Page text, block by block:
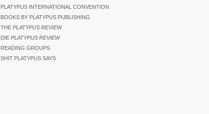
PLATYPUS INTERNATIONAL CONVENTION
BOOKS BY PLATYPUS PUBLISHING
THE PLATYPUS REVIEW
DIE PLATYPUS REVIEW
READING GROUPS
SHIT PLATYPUS SAYS